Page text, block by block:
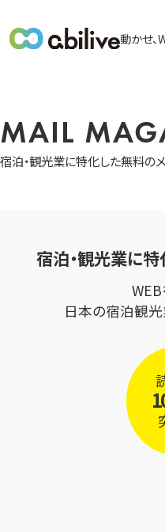
動かせ、
メ
ニ
ュ
ー
MAIL
宿泊・観光業に特化した無料の
宿泊・観光業に
WEB
日本の宿泊観光